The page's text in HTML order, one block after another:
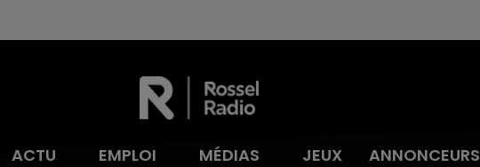
ACTU EMPLOI MÉDIAS JEUX ANNONCEURS